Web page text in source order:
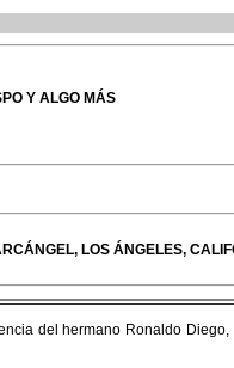
Y ALGO MÁS
LOS ÁNGELES,
del hermano Ronaldo